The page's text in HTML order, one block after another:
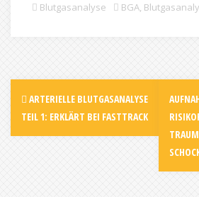
Blutgasanalyse BGA,
ARTERIELLE BLUTGASANALYSE
TEIL 1: ERKLÄRT BEI FASTTRACK